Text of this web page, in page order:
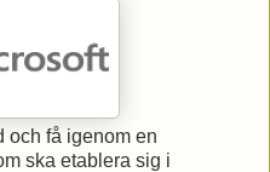
och få igenom en
ska etablera sig i